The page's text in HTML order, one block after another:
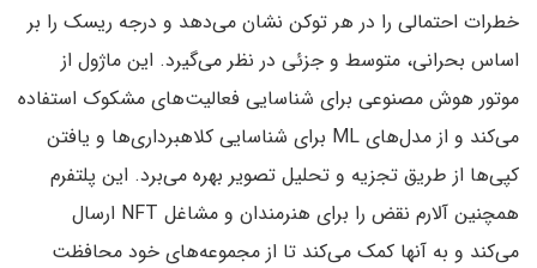
خطرات احتمالی را در هر توکن نشان می‌دهد و درجه ریسک را بر
اساس بحرانی، متوسط ​​و جزئی در نظر می‌گیرد. این ماژول از
موتور هوش مصنوعی برای شناسایی فعالیت‌های مشکوک استفاده
می‌کند و از مدل‌های ML برای شناسایی کلاهبرداری‌ها و یافتن
کپی‌ها از طریق تجزیه و تحلیل تصویر بهره می‌برد. این پلتفرم
همچنین آلارم نقض را برای هنرمندان و مشاغل NFT ارسال
می‌کند و به آنها کمک می‌کند تا از مجموعه‌های خود محافظت